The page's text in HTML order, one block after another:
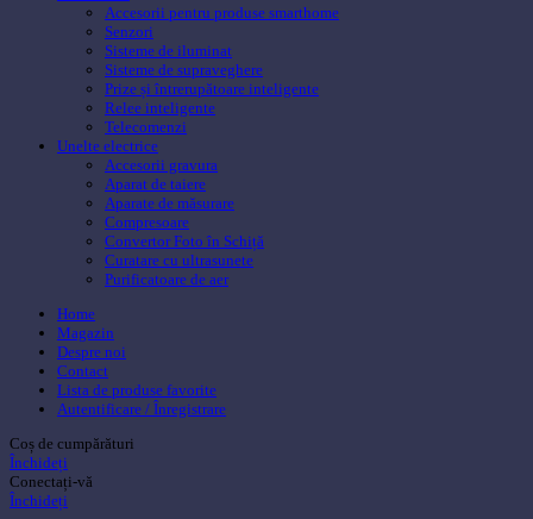
Accesorii pentru produse smarthome
Senzori
Sisteme de iluminat
Sisteme de supraveghere
Prize și întrerupătoare inteligente
Relee inteligente
Telecomenzi
Unelte electrice
Accesorii gravura
Aparat de taiere
Aparate de măsurare
Compresoare
Convertor Foto în Schiță
Curatare cu ultrasunete
Purificatoare de aer
Home
Magazin
Despre noi
Contact
Lista de produse favorite
Autentificare / Înregistrare
Coș de cumpărături
Închideți
Conectați-vă
Închideți